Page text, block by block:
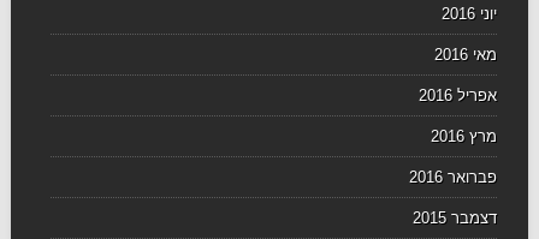
יוני 2016
מאי 2016
אפריל 2016
מרץ 2016
פברואר 2016
דצמבר 2015